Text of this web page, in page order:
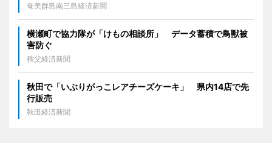
奄美群島南三島経済新聞
横瀬町で協力隊が「けもの相談所」 データ蓄積で鳥獣被
害防ぐ
秩父経済新聞
秋田で「いぶりがっこレアチーズケーキ」 県内14店で先
行販売
秋田経済新聞